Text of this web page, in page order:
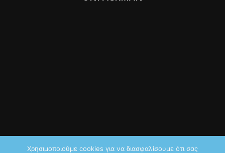
Χρησιμοποιούμε cookies για να διασφαλίσουμε ότι σας